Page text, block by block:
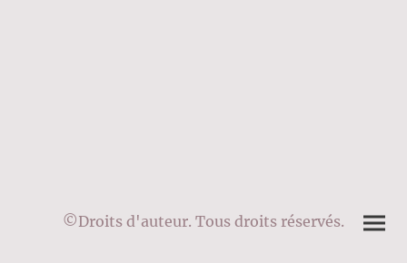
©Droits d'auteur. Tous droits réservés.